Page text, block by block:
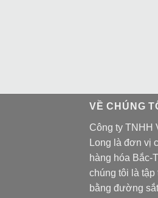
VỀ CHÚNG
Công ty TNHH
Long là đơn vị
hàng hóa Bắc-
chúng tôi là
bằng đường